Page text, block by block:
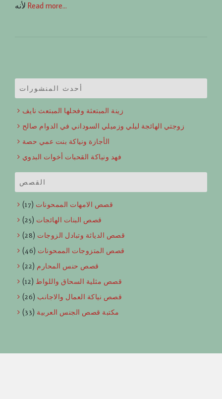
Read more…
أحدث المنشورات
زينة المبتعثة وفحلها المبتعث نايف
زوجتي الهائجة ليلي وزميلي السوداني في الدوام صالح
الأجازة ونياكة بنت عمي حصة
فهد ونياكة القحبات أخوات البدوي
القصص
قصص الامهات الممحونات (17)
قصص البنات الهائجات (25)
قصص الدياثة وتبادل الزوجات (28)
قصص المتزوجات الممحونات (46)
قصص حنس المحارم (22)
قصص مثلية السحاق واللواط (12)
قصص نياكة العمال والاجانب (26)
مكتبة قصص الجنس العربية (33)